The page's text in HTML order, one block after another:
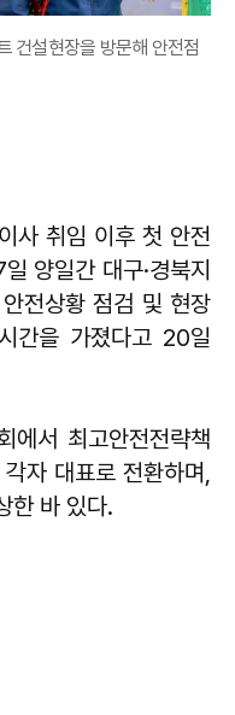
건설현장을 방문해 안전점
사 취임 이후 첫 안전
양일간 대구·경북지
전상황 점검 및 현장
간을 가졌다고 20일
에서 최고안전전략책
자 대표로 전환하며,
한 바 있다.